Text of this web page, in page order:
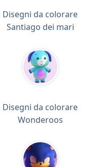
Disegni da colorare
Santiago dei mari
Disegni da colorare
Wonderoos